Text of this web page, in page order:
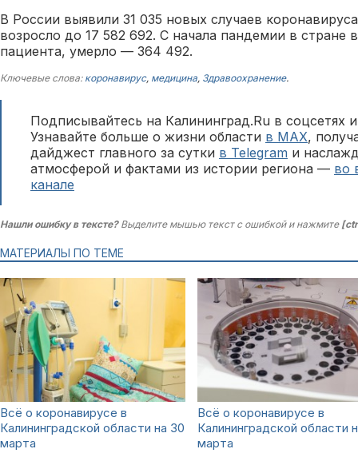
В России выявили 31 035 новых случаев
возросло до 17 582 692. С начала пандемии в стране
пациента, умерло — 364 492.
Ключевые слова: коронавирус, медицина, Здравоохранение.
Подписывайтесь на Калининград.Ru в соцсетях
Узнавайте больше о жизни области в MAX,
дайджест главного за сутки в Telegram и
атмосферой и фактами из истории региона — во
канале
Нашли ошибку в тексте?Выделите мышью текст с ошибкой и нажмите
МАТЕРИАЛЫ ПО ТЕМЕ
Всё о коронавирусе в
Калининградской области на 30
марта
Всё о коронавирусе в
Калининградской области
марта